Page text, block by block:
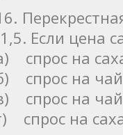
Если цена
спрос на
спрос на чай
спрос на
спрос на